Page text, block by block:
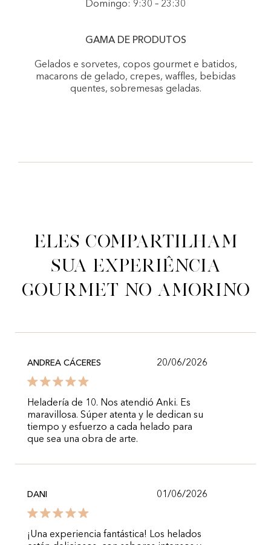
Domingo: 9:30 – 23:30
GAMA DE PRODUTOS
Gelados e sorvetes, copos gourmet e batidos,
macarons de gelado, crepes, waffles, bebidas
quentes, sobremesas geladas.
Eles compartilham
sua experiência
gourmet no Amorino
ANDREA CÁCERES 20/06/2026
Heladería de 10. Nos atendió Anki. Es
maravillosa. Súper atenta y le dedican su
tiempo y esfuerzo a cada helado para
que sea una obra de arte.
DANI 01/06/2026
¡Una experiencia fantástica! Los helados